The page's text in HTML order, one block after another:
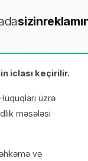
sizin
iclası keçirilir.
üzrə
məsələsi
və